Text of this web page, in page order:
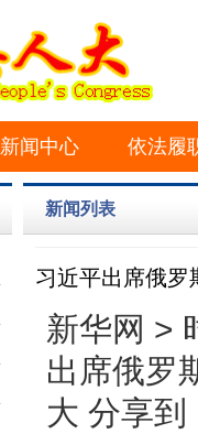
新闻中心 依法履
新闻列表
习近平出席俄罗
新华网 >
出席俄罗
大 分享